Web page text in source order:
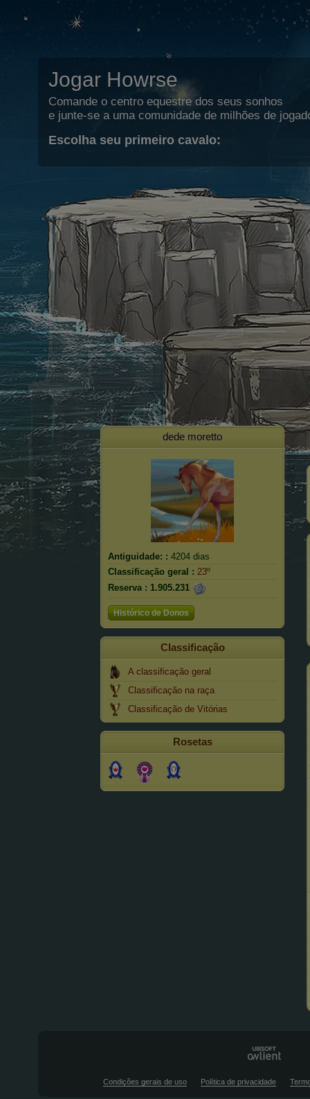
Jogar Howrse
Comande o centro equestre dos seus sonhos
e junte-se a uma comunidade de milhões de
Escolha seu primeiro cavalo:
dede moretto
Antiguidade: : 4204 dias
Classificação geral : 23º
Reserva : 1.905.231
Histórico de Donos
Classificação
A classificação geral
Classificação na raça
Classificação de Vitórias
Rosetas
Condições gerais de uso Política de privacidade